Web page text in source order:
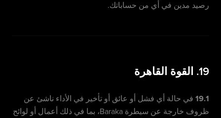
رصيد مدين في أي من حساباتك.
19. القوة القاهرة
19.1 في حالة أي فشل أو عائق أو تأخير في الأداء ناشئ عن
ظروف خارجة عن سيطرة Baraka، بما في ذلك أعمال أو لوائح